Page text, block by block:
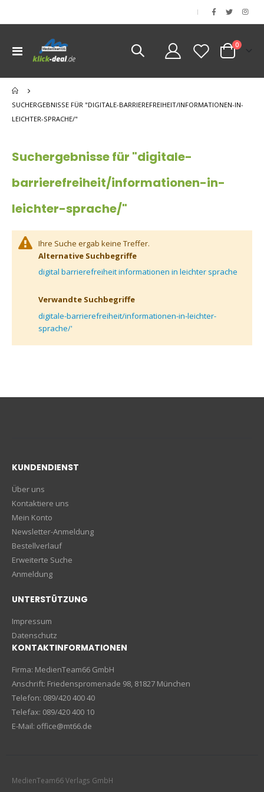
|
Navigation
umschalten
Cart
0Artikel
SUCHERGEBNISSE FÜR "DIGITALE-BARRIEREFREIHEIT/INFORMATIONEN-IN-
LEICHTER-SPRACHE/"
Suchergebnisse für "digitale-
barrierefreiheit/informationen-in-
leichter-sprache/"
Ihre Suche ergab keine Treffer.
Alternative Suchbegriffe
digital barrierefreiheit informationen in leichter sprache
Verwandte Suchbegriffe
digitale-barrierefreiheit/informationen-in-leichter-
sprache/'
KUNDENDIENST
Über uns
Kontaktiere uns
Mein Konto
Newsletter-Anmeldung
Bestellverlauf
Erweiterte Suche
Anmeldung
UNTERSTÜTZUNG
Impressum
Datenschutz
KONTAKTINFORMATIONEN
Firma: MedienTeam66 GmbH
Anschrift: Friedenspromenade 98, 81827 München
Telefon: 089/420 400 40
Telefax: 089/420 400 10
E-Mail: office@mt66.de
MedienTeam66 Verlags GmbH